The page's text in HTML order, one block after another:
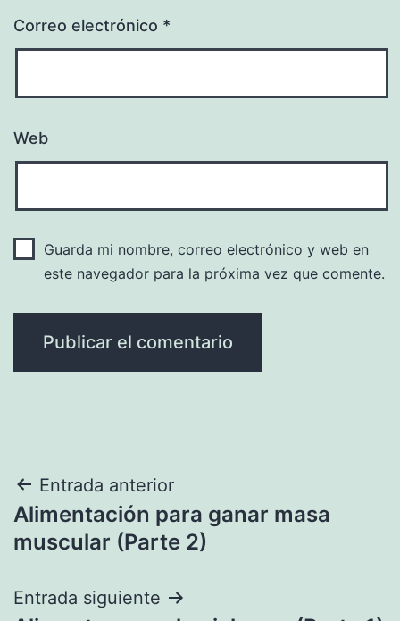
Correo electrónico *
Web
Guarda mi nombre, correo electrónico y web en
este navegador para la próxima vez que comente.
Navegación
de
Entrada anterior
Alimentación para ganar masa
muscular (Parte 2)
Entrada siguiente